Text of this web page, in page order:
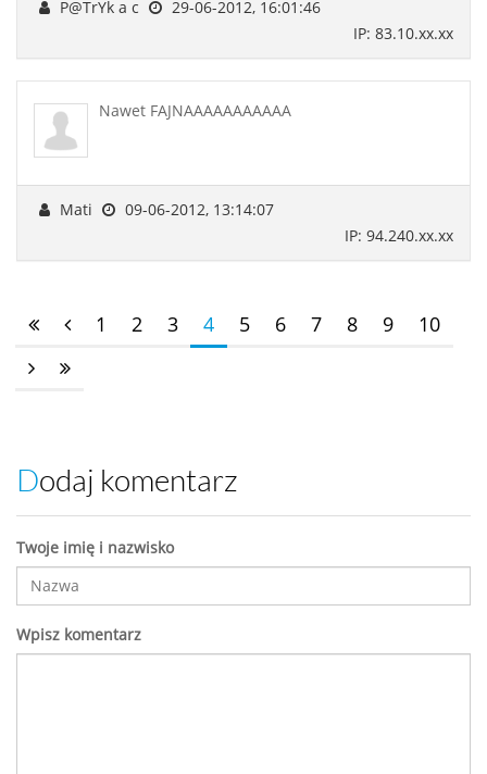
P@TrYk a c
29-06-2012, 16:01:46
IP: 83.10.xx.xx
Nawet FAJNAAAAAAAAAAA
Mati
09-06-2012, 13:14:07
IP: 94.240.xx.xx
1 2 3 4 5 6 7 8 9 10
Dodaj komentarz
Twoje imię i nazwisko
Wpisz komentarz